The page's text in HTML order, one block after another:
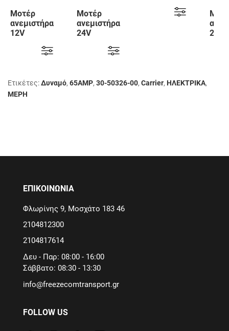
Μοτέρ
ανεμιστήρα
12V
54-00639-
Μοτέρ
ανεμιστήρα
24V
54-00639-
54-00639-
24V
Ετικέτες:Δυναμό, 65AMP, 30-50326-00, Carrier, ΗΛΕΚΤΡΙΚΑ,
ΜΕΡΗ
ΕΠΙΚΟΙΝΩΝΙΑ
Φλωρίνης 9, Μοσχάτο 183 46
2104812300
2104817614
Δευ - Παρ: 08:00 - 16:00
Σάββατο: 08:30 - 13:30
info@freezecomtransport.gr
FOLLOW US